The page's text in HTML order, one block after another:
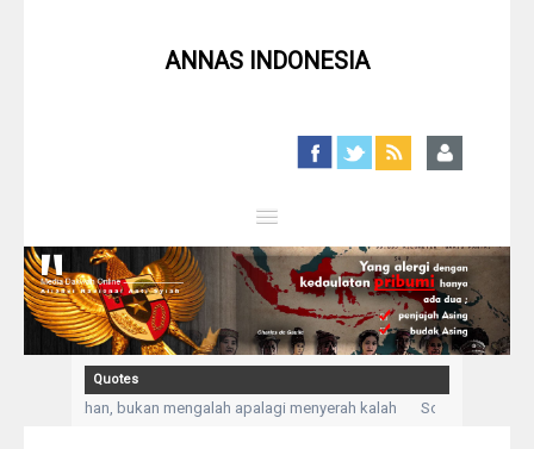
ANNAS INDONESIA
Close
Home
Profil
Quotes
Kepasrahan, bukan mengalah apalagi menyerah kalah
Solusi untuk